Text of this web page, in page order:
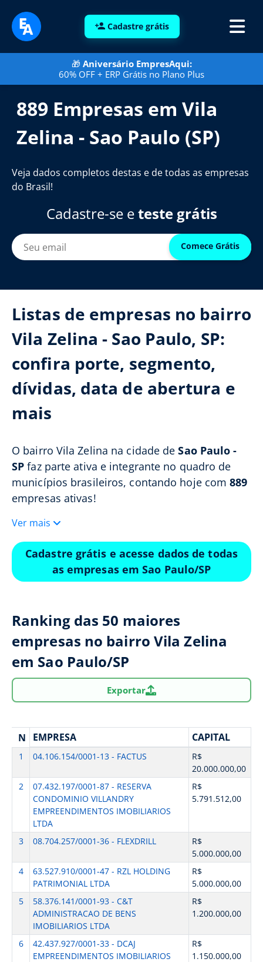
Cadastre grátis
🎁 Aniversário EmpresAqui:
60% OFF + ERP Grátis no Plano Plus
889 Empresas em Vila
Zelina - Sao Paulo (SP)
Veja dados completos destas e de todas as empresas
do Brasil!
Cadastre-se eteste grátis
Comece Grátis
Listas de empresas no bairro
Vila Zelina - Sao Paulo, SP:
confira porte, segmento,
dívidas, data de abertura e
mais
O bairro Vila Zelina na cidade deSao Paulo -
SP faz parte ativa e integrante no quadro de
municípios brasileiros, contando hoje com889
empresas ativas!
Ver mais
Cadastre grátis e acesse dados de todas
as empresas em Sao Paulo/SP
Ranking das 50 maiores
empresas no bairro Vila Zelina
em Sao Paulo/SP
Exportar
N EMPRESA CAPITAL
1 04.106.154/0001-13 - FACTUS
R$
20.000.000,00
2
07.432.197/0001-87 - RESERVA
CONDOMINIO VILLANDRY
EMPREENDIMENTOS IMOBILIARIOS
LTDA
R$
5.791.512,00
3 08.704.257/0001-36 - FLEXDRILL
R$
5.000.000,00
4
63.527.910/0001-47 - RZL HOLDING
PATRIMONIAL LTDA
R$
5.000.000,00
5
58.376.141/0001-93 - C&T
ADMINISTRACAO DE BENS
IMOBILIARIOS LTDA
R$
1.200.000,00
6
42.437.927/0001-33 - DCAJ
EMPREENDIMENTOS IMOBILIARIOS
R$
1.150.000,00